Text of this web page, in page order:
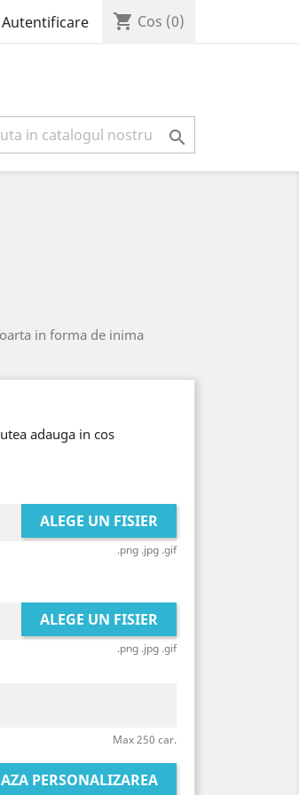
Autentificare shopping_cart Cos (0)

in forma de inima
adauga in cos
ALEGE UN FISIER
.png .jpg .gif
ALEGE UN FISIER
.png .jpg .gif
Max 250 car.
PERSONALIZAREA